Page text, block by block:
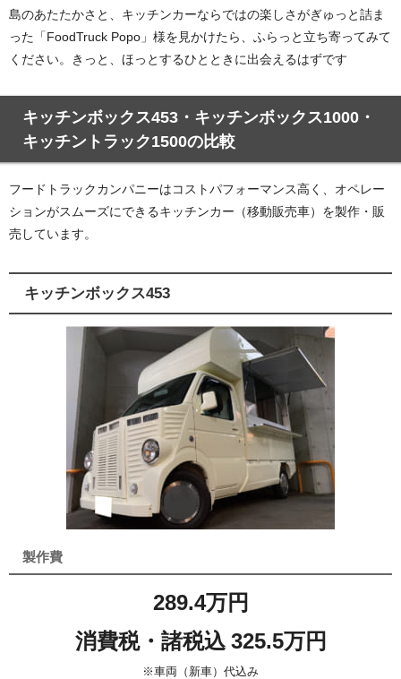
島のあたたかさと、キッチンカーならではの楽しさがぎゅっと詰ま
った「FoodTruck Popo」様を見かけたら、ふらっと立ち寄ってみて
ください。きっと、ほっとするひとときに出会えるはずです
キッチンボックス453・キッチンボックス1000・
キッチントラック1500の比較
フードトラックカンパニーはコストパフォーマンス高く、オペレー
ションがスムーズにできるキッチンカー（移動販売車）を製作・販
売しています。
キッチンボックス453
製作費
289.4万円
消費税・諸税込 325.5万円
※車両（新車）代込み